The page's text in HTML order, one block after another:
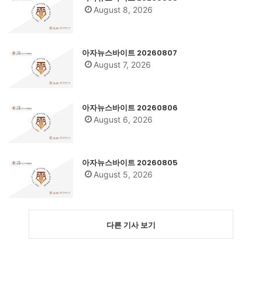
August 8, 2026
아자뉴스바이트 20260807
August 7, 2026
아자뉴스바이트 20260806
August 6, 2026
아자뉴스바이트 20260805
August 5, 2026
다른 기사 보기